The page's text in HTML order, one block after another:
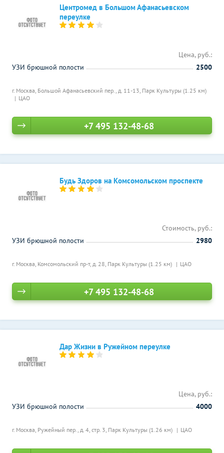
Центромед в Большом Афанасьевском
переулке
г. Москва, Большой Афанасьевский пер., д. 11-13, Парк Культуры (1.25 км)
ЦАО
Цена, руб.:
УЗИ брюшной полости
2500
+7 495 132-48-68
Будь Здоров на Комсомольском проспекте
г. Москва, Комсомольский пр-т, д. 28, Парк Культуры (1.25 км) ЦАО
Стоимость, руб.:
УЗИ брюшной полости
2980
+7 495 132-48-68
Дар Жизни в Ружейном переулке
г. Москва, Ружейный пер., д. 4, стр. 3, Парк Культуры (1.26 км) ЦАО
Цена, руб.:
УЗИ брюшной полости
4000